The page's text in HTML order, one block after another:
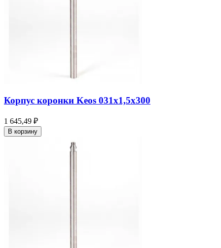
Корпус коронки Keos 031x1,5x300
1 645,49 ₽
В корзину